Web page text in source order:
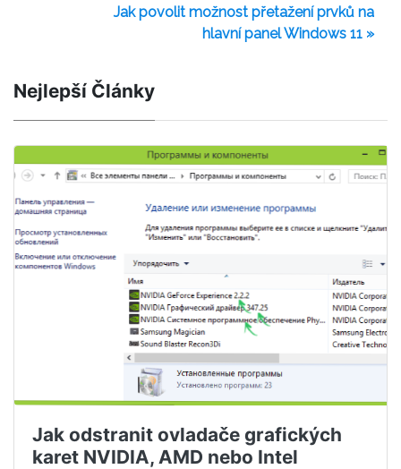
Jak povolit možnost přetažení prvků na
hlavní panel Windows 11 »
Nejlepší Články
Jak odstranit ovladače grafických
karet NVIDIA, AMD nebo Intel